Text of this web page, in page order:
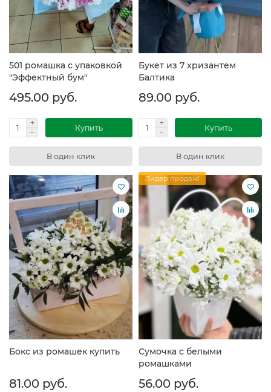
501 ромашка с упаковкой
"Эффектный бум"
495.00 руб.
Купить
В один клик
Букет из 7 хризантем
Балтика
89.00 руб.
Купить
В один клик
Бокс из ромашек купить
81.00 руб.
Лидер продаж!
Сумочка с белыми
ромашками
56.00 руб.